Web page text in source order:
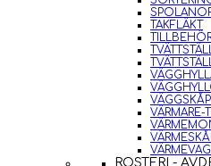
TAKFLÄKT
VÄGGSKÅP
VÄRMARE-
ROSTFRI -